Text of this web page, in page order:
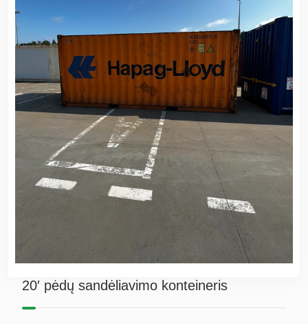
20′ pėdų sandėliavimo konteineris